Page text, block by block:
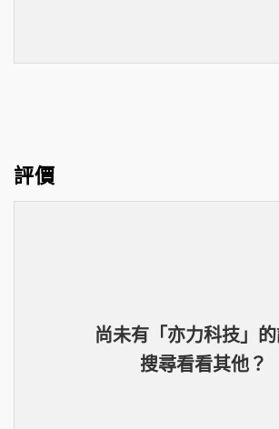
評價
尚未有「亦力科技」的
搜尋看看其他？